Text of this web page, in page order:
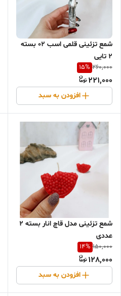
شمع تزئینی قلمی اسب 02 بسته
2 تایی
260,000
15%
221,000
افزودن به سبد
شمع تزئینی مدل قاچ انار بسته 2
عددی
150,000
14%
128,000
افزودن به سبد